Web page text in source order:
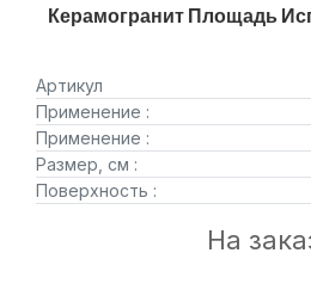
Керамогранит Площадь
Артикул
Применение :
Применение :
Размер, см :
Поверхность :
На